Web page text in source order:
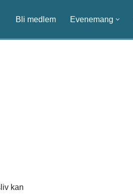
Bli medlem Evenemang
kan